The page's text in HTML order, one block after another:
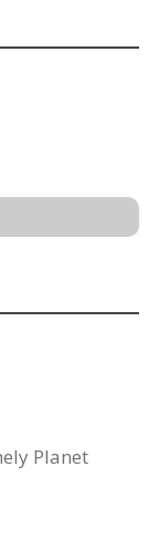
Planet